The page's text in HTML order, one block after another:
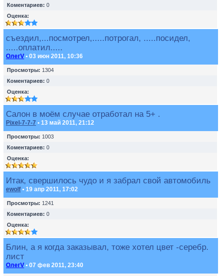
Коментариев: 0
Оценка:
съездил,...посмотрел,.....потрогал, .....посидел,
.....оплатил.....
ОлегV • 03 июн 2011, 10:36
Просмотры: 1304
Коментариев: 0
Оценка:
Салон в моём случае отработал на 5+ .
Pixel-7-7-7 • 13 май 2011, 21:12
Просмотры: 1003
Коментариев: 0
Оценка:
Итак, свершилось чудо и я забрал свой автомобиль
ewolf • 19 апр 2011, 17:02
Просмотры: 1241
Коментариев: 0
Оценка:
Блин, а я когда заказывал, тоже хотел цвет -серебр.
лист
ОлегV • 07 фев 2011, 23:40